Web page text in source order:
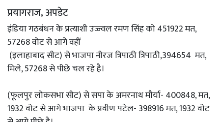
प्रयागराज, अपडेट
इंडिया गठबंधन के प्रत्याशी उज्ज्वल रमण सिंह को 451922 मत,
57268 वोट से आगे वहीं
(इलाहाबाद सीट) से भाजपा नीरज त्रिपाठी त्रिपाठी,394654 मत,
मिले, 57268 से पीछे चल रहे है।
(फूलपुर लोकसभा सीट) से सपा के अमरनाथ मौर्या- 400848, मत,
1932 वोट से आगे भाजपा के प्रवीण पटेल- 398916 मत, 1932 वोट